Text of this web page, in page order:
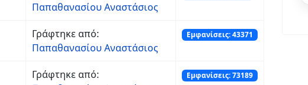
Παπαθανασίου Αναστάσιος
Γράφτηκε από:
Παπαθανασίου Αναστάσιος
Εμφανίσεις: 43371
Γράφτηκε από:
Εμφανίσεις: 73189